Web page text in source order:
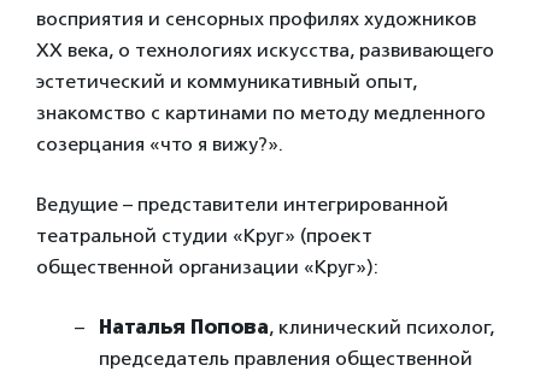
восприятия и сенсорных профилях художников
XX века, о технологиях искусства, развивающего
эстетический и коммуникативный опыт,
знакомство с картинами по методу медленного
созерцания «что я вижу?».
Ведущие – представители интегрированной
театральной студии «Круг» (проект
общественной организации «Круг»):
Наталья Попова, клинический психолог,
председатель правления общественной